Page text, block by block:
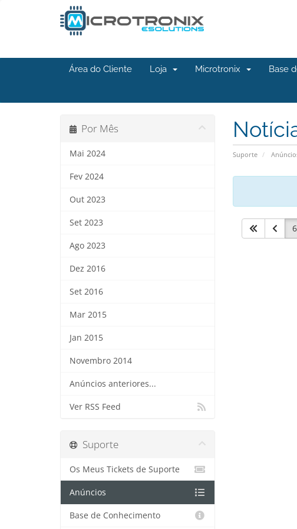
Área do Cliente Loja Microtronix Base
Suporte
Por Mês
Mai 2024
Fev 2024
Out 2023
Set 2023
Ago 2023
Dez 2016
Set 2016
Mar 2015
Jan 2015
Novembro 2014
Anúncios anteriores...
Ver RSS Feed
6
Suporte
Os Meus Tickets de Suporte
Anúncios
Base de Conhecimento